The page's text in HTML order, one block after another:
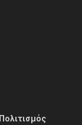
Πολιτισμός